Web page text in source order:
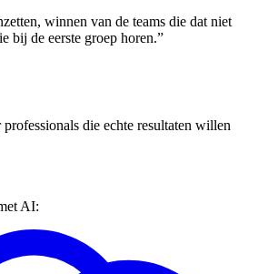
winnen van de teams die dat niet
bij de eerste groep horen.”
die echte resultaten willen
AI: